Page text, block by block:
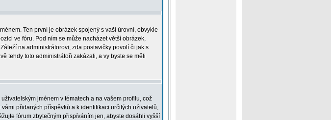
Ten první je obrázek spojený s vaší úrovní, obvykle
ve fóru. Pod ním se může nacházet větší obrázek,
na administrátorovi, zda postavičky povolí či jak s
tehdy toto administrátoři zakázali, a vy byste se měli
jménem v tématech a na vašem profilu, což
přidaných příspěvků a k identifikaci určitých uživatelů,
fórum zbytečným přispíváním jen, abyste dosáhli vyšší